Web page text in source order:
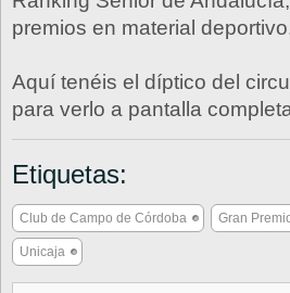
premios en material
Aquí tenéis el díptico del
para verlo a pantalla
Etiquetas:
Club de Campo de Córdoba Gran
Unicaja